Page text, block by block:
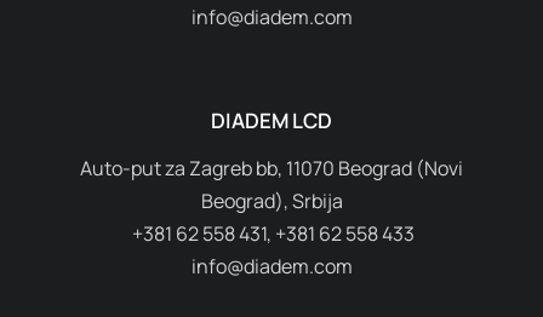
info@diadem.com
DIADEM LCD
Auto-put za Zagreb bb, 11070 Beograd (Novi
Beograd), Srbija
+381 62 558 431, +381 62 558 433
info@diadem.com